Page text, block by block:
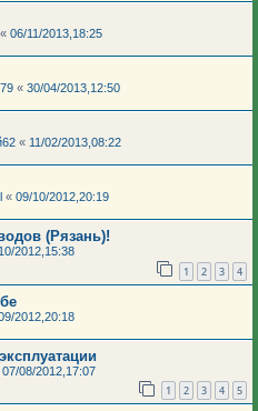
« 06/11/2013,18:25
« 30/04/2013,12:50
« 11/02/2013,08:22
« 09/10/2012,20:19
(Рязань)!
2012,15:38
1 2 3 4
2012,20:18
07/08/2012,17:07
1 2 3 4 5